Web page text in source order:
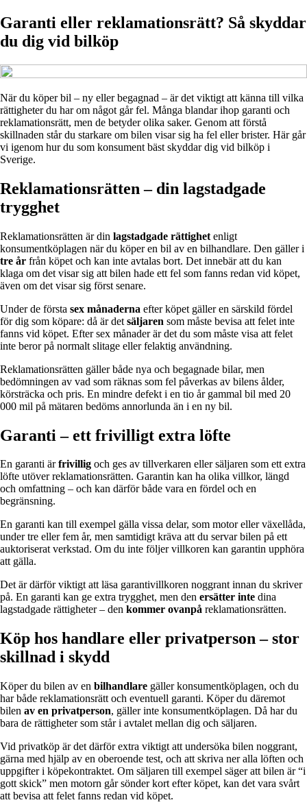
Garanti eller reklamationsrätt? Så skyddar
du dig vid bilköp
När du köper bil – ny eller begagnad – är det viktigt att känna till vilka
rättigheter du har om något går fel. Många blandar ihop garanti och
reklamationsrätt, men de betyder olika saker. Genom att förstå
skillnaden står du starkare om bilen visar sig ha fel eller brister. Här går
vi igenom hur du som konsument bäst skyddar dig vid bilköp i
Sverige.
Reklamationsrätten – din lagstadgade
trygghet
Reklamationsrätten är din lagstadgade rättighet enligt
konsumentköplagen när du köper en bil av en bilhandlare. Den gäller i
tre år från köpet och kan inte avtalas bort. Det innebär att du kan
klaga om det visar sig att bilen hade ett fel som fanns redan vid köpet,
även om det visar sig först senare.
Under de första sex månaderna efter köpet gäller en särskild fördel
för dig som köpare: då är det säljaren som måste bevisa att felet inte
fanns vid köpet. Efter sex månader är det du som måste visa att felet
inte beror på normalt slitage eller felaktig användning.
Reklamationsrätten gäller både nya och begagnade bilar, men
bedömningen av vad som räknas som fel påverkas av bilens ålder,
körsträcka och pris. En mindre defekt i en tio år gammal bil med 20
000 mil på mätaren bedöms annorlunda än i en ny bil.
Garanti – ett frivilligt extra löfte
En garanti ärfrivillig och ges av tillverkaren eller säljaren som ett extra
löfte utöver reklamationsrätten. Garantin kan ha olika villkor, längd
och omfattning – och kan därför både vara en fördel och en
begränsning.
En garanti kan till exempel gälla vissa delar, som motor eller växellåda,
under tre eller fem år, men samtidigt kräva att du servar bilen på ett
auktoriserat verkstad. Om du inte följer villkoren kan garantin upphöra
att gälla.
Det är därför viktigt att läsa garantivillkoren noggrant innan du skriver
på. En garanti kan ge extra trygghet, men den ersätter inte dina
lagstadgade rättigheter – den kommer ovanpå reklamationsrätten.
Köp hos handlare eller privatperson – stor
skillnad i skydd
Köper du bilen av en bilhandlare gäller konsumentköplagen, och du
har både reklamationsrätt och eventuell garanti. Köper du däremot
bilen av en privatperson, gäller inte konsumentköplagen. Då har du
bara de rättigheter som står i avtalet mellan dig och säljaren.
Vid privatköp är det därför extra viktigt att undersöka bilen noggrant,
gärna med hjälp av en oberoende test, och att skriva ner alla löften och
uppgifter i köpekontraktet. Om säljaren till exempel säger att bilen är “i
gott skick” men motorn går sönder kort efter köpet, kan det vara svårt
att bevisa att felet fanns redan vid köpet.